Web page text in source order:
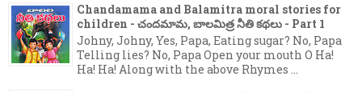
Chandamama and Balamitra moral stories for
children - చందమామ, బాలమిత్ర నీతి కథలు - Part 1
Johny, Johny, Yes, Papa, Eating sugar? No, Papa
Telling lies? No, Papa Open your mouth O Ha!
Ha! Ha! Along with the above Rhymes ...